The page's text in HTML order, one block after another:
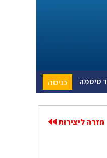
סיסמה
חזרה ליצירות